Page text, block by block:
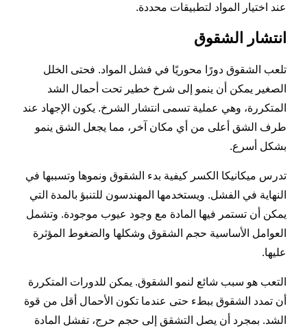
عند اختيار المواد لتطبيقات محددة.
انتشار الشقوق
تلعب الشقوق دورًا محوريًا في فشل المواد. فحتى الخلل
الصغير يمكن أن ينمو إلى شرخ خطير تحت أحمال الشد
المتكررة، وهي عملية تسمى انتشار الشرخ. يكون الإجهاد عند
طرف الشق أعلى من أي مكان آخر، مما يجعل الشق ينمو
بشكل أسرع.
تدرس ميكانيكا الكسر كيفية بدء الشقوق ونموها وتسببها في
النهاية في الفشل. ويستخدمها المهندسون للتنبؤ بالمدة التي
يمكن أن تستمر فيها المادة مع وجود عيوب موجودة. وتشمل
العوامل الأساسية حجم الشقوق وشكلها والضغوط المؤثرة
عليها.
التعب هو سبب شائع لنمو الشقوق. يمكن للدورات المتكررة
أن تمدد الشقوق ببطء حتى عندما تكون الأحمال أقل من قوة
الشد. بمجرد أن يصل التشقق إلى حجم حرج، تفشل المادة